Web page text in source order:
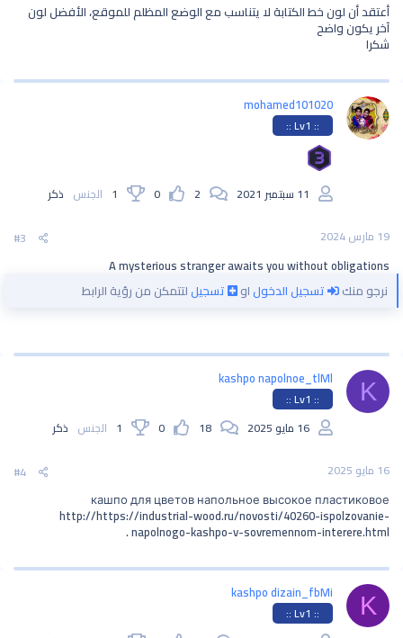
أعتقد أن لون خط الكتابة لا يتناسب مع الوضع المظلم للموقع، الأفضل لون
آخر يكون واضح
شكرا
mohamed101020
:: Lv1 ::
11 سبتمبر 2021 2
0
1 الجنس ذكر
19 مارس 2024 #3
A mysterious stranger awaits you without obligations
نرجو منك
تسجيل الدخولاو تسجيللتتمكن من رؤية الرابط
K
kashpo napolnoe_tlMl
:: Lv1 ::
16 مايو 2025
18
0
1 الجنس ذكر
16 مايو 2025 #4
кашпо для цветов напольное высокое пластиковое
http://https://industrial-wood.ru/novosti/40260-ispolzovanie-
napolnogo-kashpo-v-sovremennom-interere.html .
K
kashpo dizain_fbMi
:: Lv1 ::